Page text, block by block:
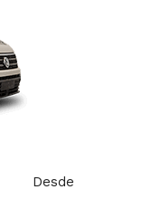
Desde